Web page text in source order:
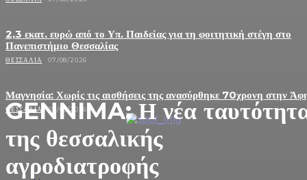
GENNIMA: Η νέα
της θεσσαλικής
αγροδιατροφής
2,3 εκατ. ευρώ από το Υπ. Παιδείας για τη φοιτητική στέγη στο
Πανεπιστήμιο Θεσσαλίας
ΘΕΣΣΑΛΊΑ 07/08/2026
Μαγνησία: Χωρίς τις αισθήσεις της ανασύρθηκε 70χρονη στην
ΘΕΣΣΑΛΊΑ 07/08/2026